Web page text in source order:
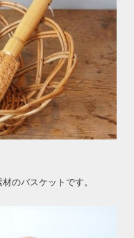
のバスケットです。